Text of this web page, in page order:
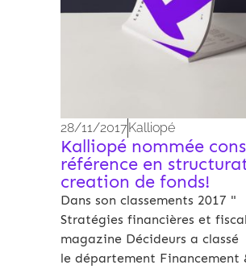
28/11/2017Kalliopé
Kalliopé nommée
référence en
creation de fonds!
Dans son classements 2017 "
Stratégies financières et
magazine Décideurs a classé
le département Financement